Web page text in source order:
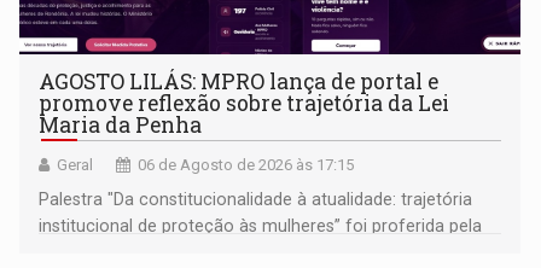
AGOSTO LILÁS: MPRO lança de portal e
promove reflexão sobre trajetória da Lei
Maria da Penha
Geral 06 de Agosto de 2026 às 17:15
Palestra "Da constitucionalidade à atualidade: trajetória
institucional de proteção às mulheres” foi proferida pela